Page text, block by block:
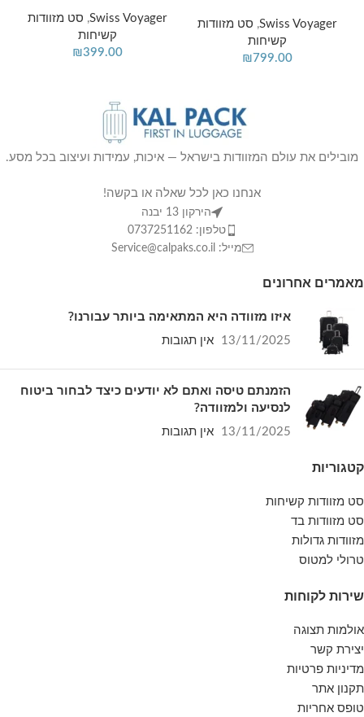
Swiss Voyager
, סט מזוודות
קשיחות
₪799.00
Swiss Voyager
, סט מזוודות
קשיחות
₪399.00
מובילים את עולם המזוודות בישראל — איכות, עמידות ועיצוב בכל מסע.
אנחנו כאן לכל שאלה או בקשה!
הירקון 13 יבנה
טלפון: 0737251162
מייל: Service@calpaks.co.il
מאמרים אחרונים
איזו מזוודה היא המתאימה ביותר עבורנו?
13/11/2025 אין תגובות
הזמנתם טיסה ואתם לא יודעים כיצד לבחור ביטוח
לנסיעה ולמזוודה?
13/11/2025 אין תגובות
קטגוריות
סט מזוודות קשיחות
סט מזוודות בד
מזוודות גדולות
טרולי למטוס
שירות לקוחות
אולמות תצוגה
יצירת קשר
מדיניות פרטיות
תקנון אתר
טופס אחריות